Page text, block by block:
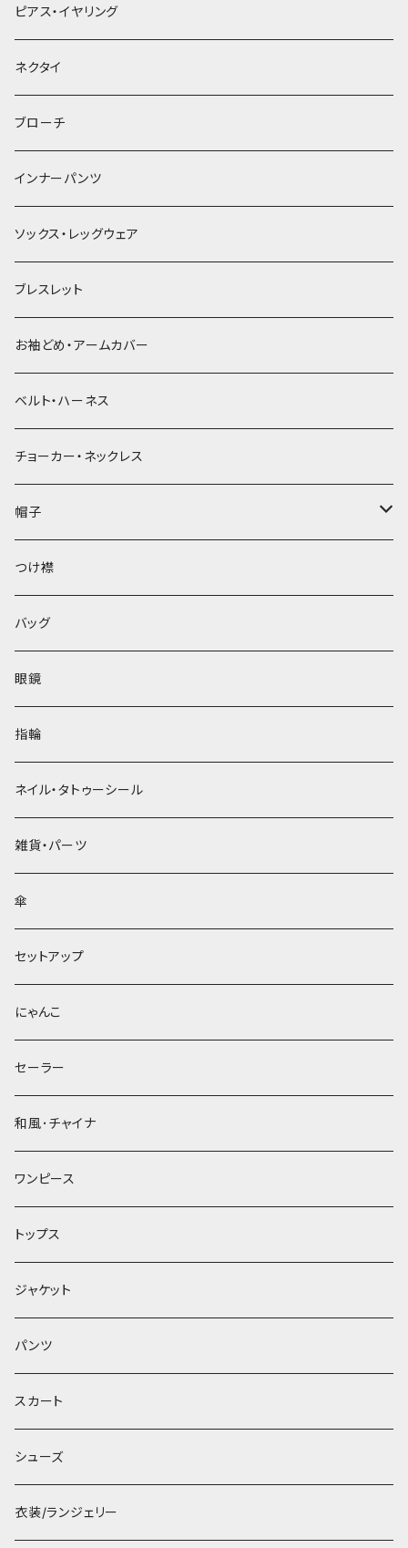
ヘアクリップ
ヘッドドレス・カチューシャ
ヘアゴム
簪
ピアス・イヤリング
ネクタイ
ブローチ
インナーパンツ
ソックス・レッグウェア
ブレスレット
お袖どめ・アームカバー
ベルト・ハーネス
チョーカー・ネックレス
帽子
ベレー帽
つけ襟
バッグ
眼鏡
指輪
ネイル・タトゥーシール
雑貨・パーツ
傘
セットアップ
にゃんこ
セーラー
和風･チャイナ
ワンピース
トップス
ジャケット
パンツ
スカート
シューズ
衣装/ランジェリー